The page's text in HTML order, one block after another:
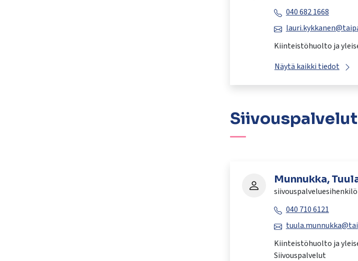
040 682 1668
Kiinteistöhuolto ja
Näytä kaikki tiedot
Siivouspalvelut
Munnukka,
siivouspalveluesihenkilö
040 710 6121
Kiinteistöhuolto ja
Siivouspalvelut